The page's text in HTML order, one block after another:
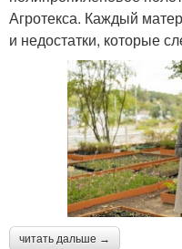
Агротекса. Каждый
и недостатки, которые
читать дальше →